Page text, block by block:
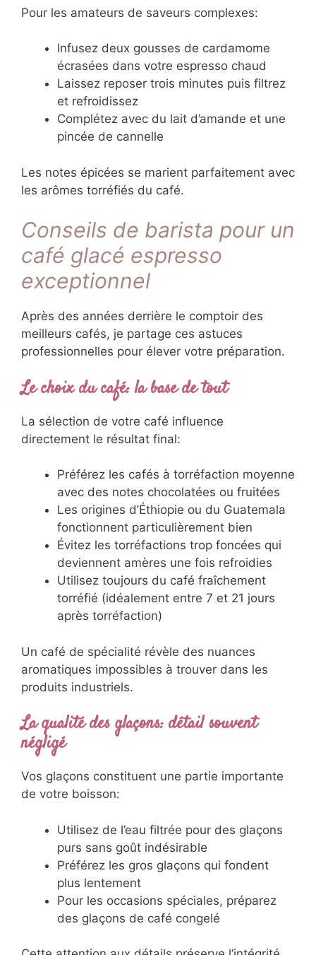
Pour les amateurs de saveurs complexes:
Infusez deux gousses de cardamome
écrasées dans votre espresso chaud
Laissez reposer trois minutes puis filtrez
et refroidissez
Complétez avec du lait d’amande et une
pincée de cannelle
Les notes épicées se marient parfaitement avec
les arômes torréfiés du café.
Conseils de barista pour un
café glacé espresso
exceptionnel
Après des années derrière le comptoir des
meilleurs cafés, je partage ces astuces
professionnelles pour élever votre préparation.
Le choix du café: la base de tout
La sélection de votre café influence
directement le résultat final:
Préférez les cafés à torréfaction moyenne
avec des notes chocolatées ou fruitées
Les origines d’Éthiopie ou du Guatemala
fonctionnent particulièrement bien
Évitez les torréfactions trop foncées qui
deviennent amères une fois refroidies
Utilisez toujours du café fraîchement
torréfié (idéalement entre 7 et 21 jours
après torréfaction)
Un café de spécialité révèle des nuances
aromatiques impossibles à trouver dans les
produits industriels.
La qualité des glaçons: détail souvent
négligé
Vos glaçons constituent une partie importante
de votre boisson:
Utilisez de l’eau filtrée pour des glaçons
purs sans goût indésirable
Préférez les gros glaçons qui fondent
plus lentement
Pour les occasions spéciales, préparez
des glaçons de café congelé